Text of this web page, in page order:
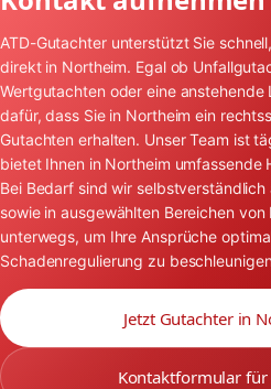
ATD-Gutachter unterstützt Sie
direkt in Northeim. Egal ob
Wertgutachten oder eine
dafür, dass Sie in Northeim ein
Gutachten erhalten. Unser Team ist
bietet Ihnen in Northeim umfassende
Bei Bedarf sind wir
sowie in ausgewählten Bereichen
unterwegs, um Ihre Ansprüche
Schadenregulierung zu
Jetzt Gutachter in
Kontaktformular